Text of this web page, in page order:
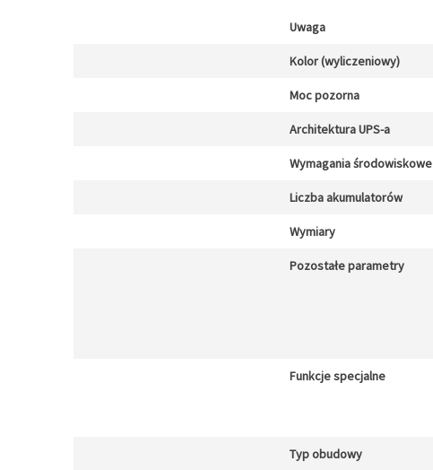
Uwaga
Kolor (wyliczeniowy)
Moc pozorna
Architektura UPS-a
Wymagania środowiskowe
Liczba akumulatorów
Wymiary
Pozostałe parametry
Funkcje specjalne
Typ obudowy